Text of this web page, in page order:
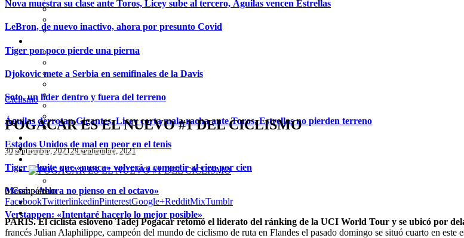
Nova muestra su clase ante Toros, Licey sube al tercero, Águilas vencen Estrellas
LeBron, de nuevo inactivo, ahora por presunto Covid
Tiger por poco pierde una pierna
Djokovic mete a Serbia en semifinales de la Davis
Soto, un líder dentro y fuera del terreno
Águilas derrotan Gigantes, Licey corta mala racha ante Toros, Estrellas no pierden terreno
Estados Unidos de mal en peor en el tenis
Tiger admite que «nunca» volverá a competir al cien por cien
Messi: «Ahora no pienso en el octavo»
Verstappen: «Intentaré hacerlo lo mejor posible»
Ciclismo
POGACAR ES EL NUEVO #1 DEL CICLISMO
30 septiembre, 202129 septiembre, 2021
0Compártelo
FacebookTwitterlinkedinPinterestGoogle+RedditMixTumblr
PARIS. El ciclista esloveno Tadej Pogacar retomó el liderato del ránking de la UCI World Tour y se ubicó por
francés Julian Alaphilippe, campeón del mundo de ciclismo de ruta en Flandes el pasado domingo se situó cuarto en este